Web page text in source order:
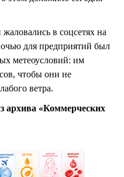
в соцсетях на
для предприятий был
метеоусловий: им
чтобы они не
ветра.
«Коммерческих